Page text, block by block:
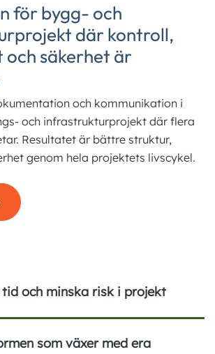
för bygg- och
där kontroll,
säkerhet är
och kommunikation i
och infrastrukturprojekt där flera
Resultatet är bättre struktur,
genom hela projektets livscykel.
tid och minska risk i projekt
som växer med era